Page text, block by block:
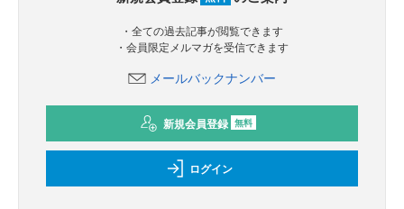
・全ての過去記事が閲覧できます
・会員限定メルマガを受信できます
メールバックナンバー
新規会員登録 無料
ログイン